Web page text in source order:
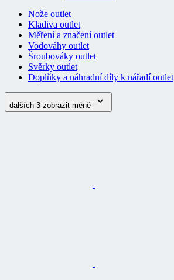
Nože outlet
Kladiva outlet
Měření a značení outlet
Vodováhy outlet
Šroubováky outlet
Svěrky outlet
Doplňky a náhradní díly k nářadí outlet
dalších 3 zobrazit méně